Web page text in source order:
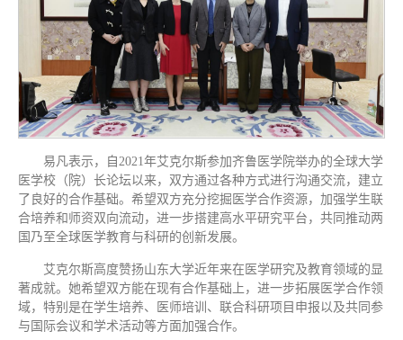
易凡表示，自2021年艾克尔斯参加齐鲁医学院举办的全球大学
医学校（院）长论坛以来，双方通过各种方式进行沟通交流，建立
了良好的合作基础。希望双方充分挖掘医学合作资源，加强学生联
合培养和师资双向流动，进一步搭建高水平研究平台，共同推动两
国乃至全球医学教育与科研的创新发展。
艾克尔斯高度赞扬山东大学近年来在医学研究及教育领域的显
著成就。她希望双方能在现有合作基础上，进一步拓展医学合作领
域，特别是在学生培养、医师培训、联合科研项目申报以及共同参
与国际会议和学术活动等方面加强合作。